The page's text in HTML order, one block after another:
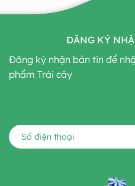
ĐĂNG KÝ
Đăng ký nhận bản tin để
phẩm Trái cây